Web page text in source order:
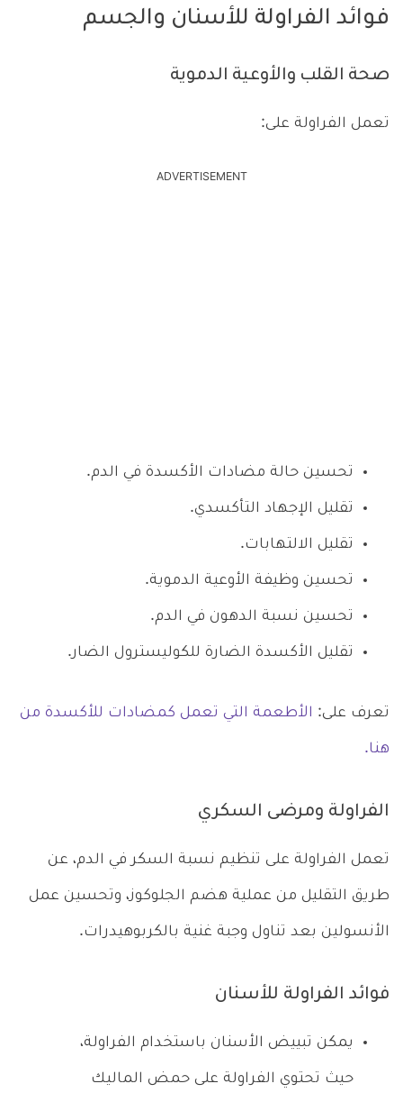
فوائد الفراولة للأسنان والجسم
صحة القلب والأوعية الدموية
تعمل الفراولة على:
ADVERTISEMENT
تحسين حالة مضادات الأكسدة في الدم.
تقليل الإجهاد التأكسدي.
تقليل الالتهابات.
تحسين وظيفة الأوعية الدموية.
تحسين نسبة الدهون في الدم.
تقليل الأكسدة الضارة للكوليسترول الضار.
تعرف على: الأطعمة التي تعمل كمضادات للأكسدة من
هنا.
الفراولة ومرضى السكري
تعمل الفراولة على تنظيم نسبة السكر في الدم، عن
طريق التقليل من عملية هضم الجلوكوز، وتحسين عمل
الأنسولين بعد تناول وجبة غنية بالكربوهيدرات.
فوائد الفراولة للأسنان
يمكن تبييض الأسنان باستخدام الفراولة،
حيث تحتوي الفراولة على حمض الماليك